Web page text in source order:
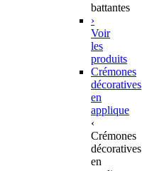
battantes
›
Voir
les
produits
Crémones
décoratives
en
applique
‹
Crémones
décoratives
en